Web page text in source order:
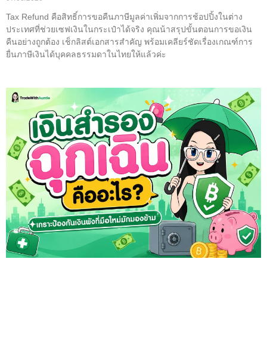
Tax Refund คือสิทธิ์การขอคืนภาษีมูลค่าเพิ่มจากการช้อปปิ้งในต่าง
ประเทศที่ช่วยเซฟเงินในกระเป๋าได้จริง คุณน้าสรุปขั้นตอนการขอเงิน
คืนอย่างถูกต้อง เช็กลิสต์เอกสารสำคัญ พร้อมเคลียร์ชัดเรื่องเกณฑ์การ
ยื่นภาษีเงินได้บุคคลธรรมดาในไทยให้แล้วค่ะ